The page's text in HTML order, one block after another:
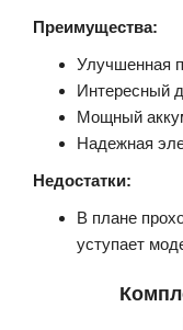
Преимущества:
Улучшенная
Интересный
Мощный
Надежная
Недостатки:
В плане
уступает